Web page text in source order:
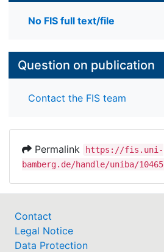
No FIS full text/file
Question on publication
Contact the FIS team
Permalink
https://fis.uni-
bamberg.de/handle/uniba/10465
Contact
Legal Notice
Data Protection